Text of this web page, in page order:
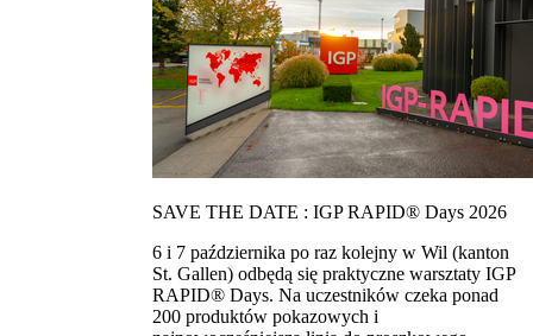
SAVE THE DATE : IGP RAPID® Days 2026
6 i 7 października po raz kolejny w Wil (kanton
St. Gallen) odbędą się praktyczne warsztaty IGP
RAPID® Days. Na uczestników czeka ponad
200 produktów pokazowych i